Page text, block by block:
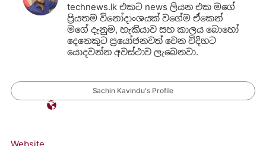
technews.lk එකට news ලියන එක මගේ
ප්‍රියතම විනෝදාංශයක් වගේම ඒකෙන්
මගේ දැනුම, හැකියාව සහ කාලය බොහෝ
දෙනෙකුට ප්‍රයෝජනවත් වෙන විදිහට
යොදවන්න අවස්ථාව ලැබෙනවා.
Sachin Kavindu's Profile